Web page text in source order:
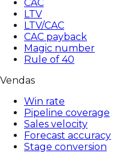
CAC
LTV
LTV/CAC
CAC payback
Magic number
Rule of 40
Vendas
Win rate
Pipeline coverage
Sales velocity
Forecast accuracy
Stage conversion